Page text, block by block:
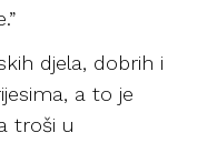
djela, dobrih i
a to je
troši u